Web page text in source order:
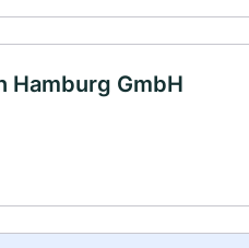
Hamburg GmbH